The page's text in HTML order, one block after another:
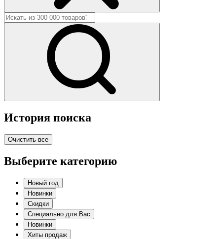
История поиска
Очистить все
Выберите категорию
Новый год
Новинки
Скидки
Специально для Вас
Новинки
Хиты продаж